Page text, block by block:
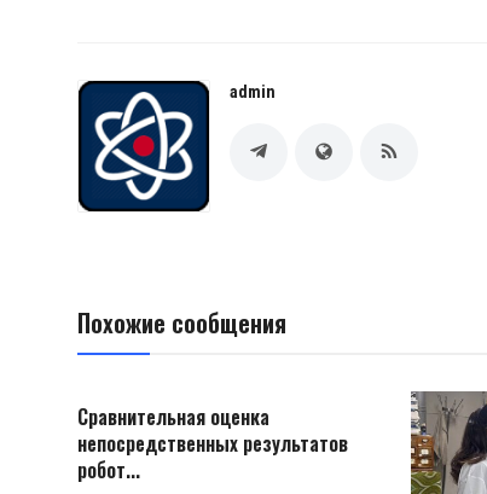
admin
Похожие сообщения
Сравнительная оценка
непосредственных результатов
робот...